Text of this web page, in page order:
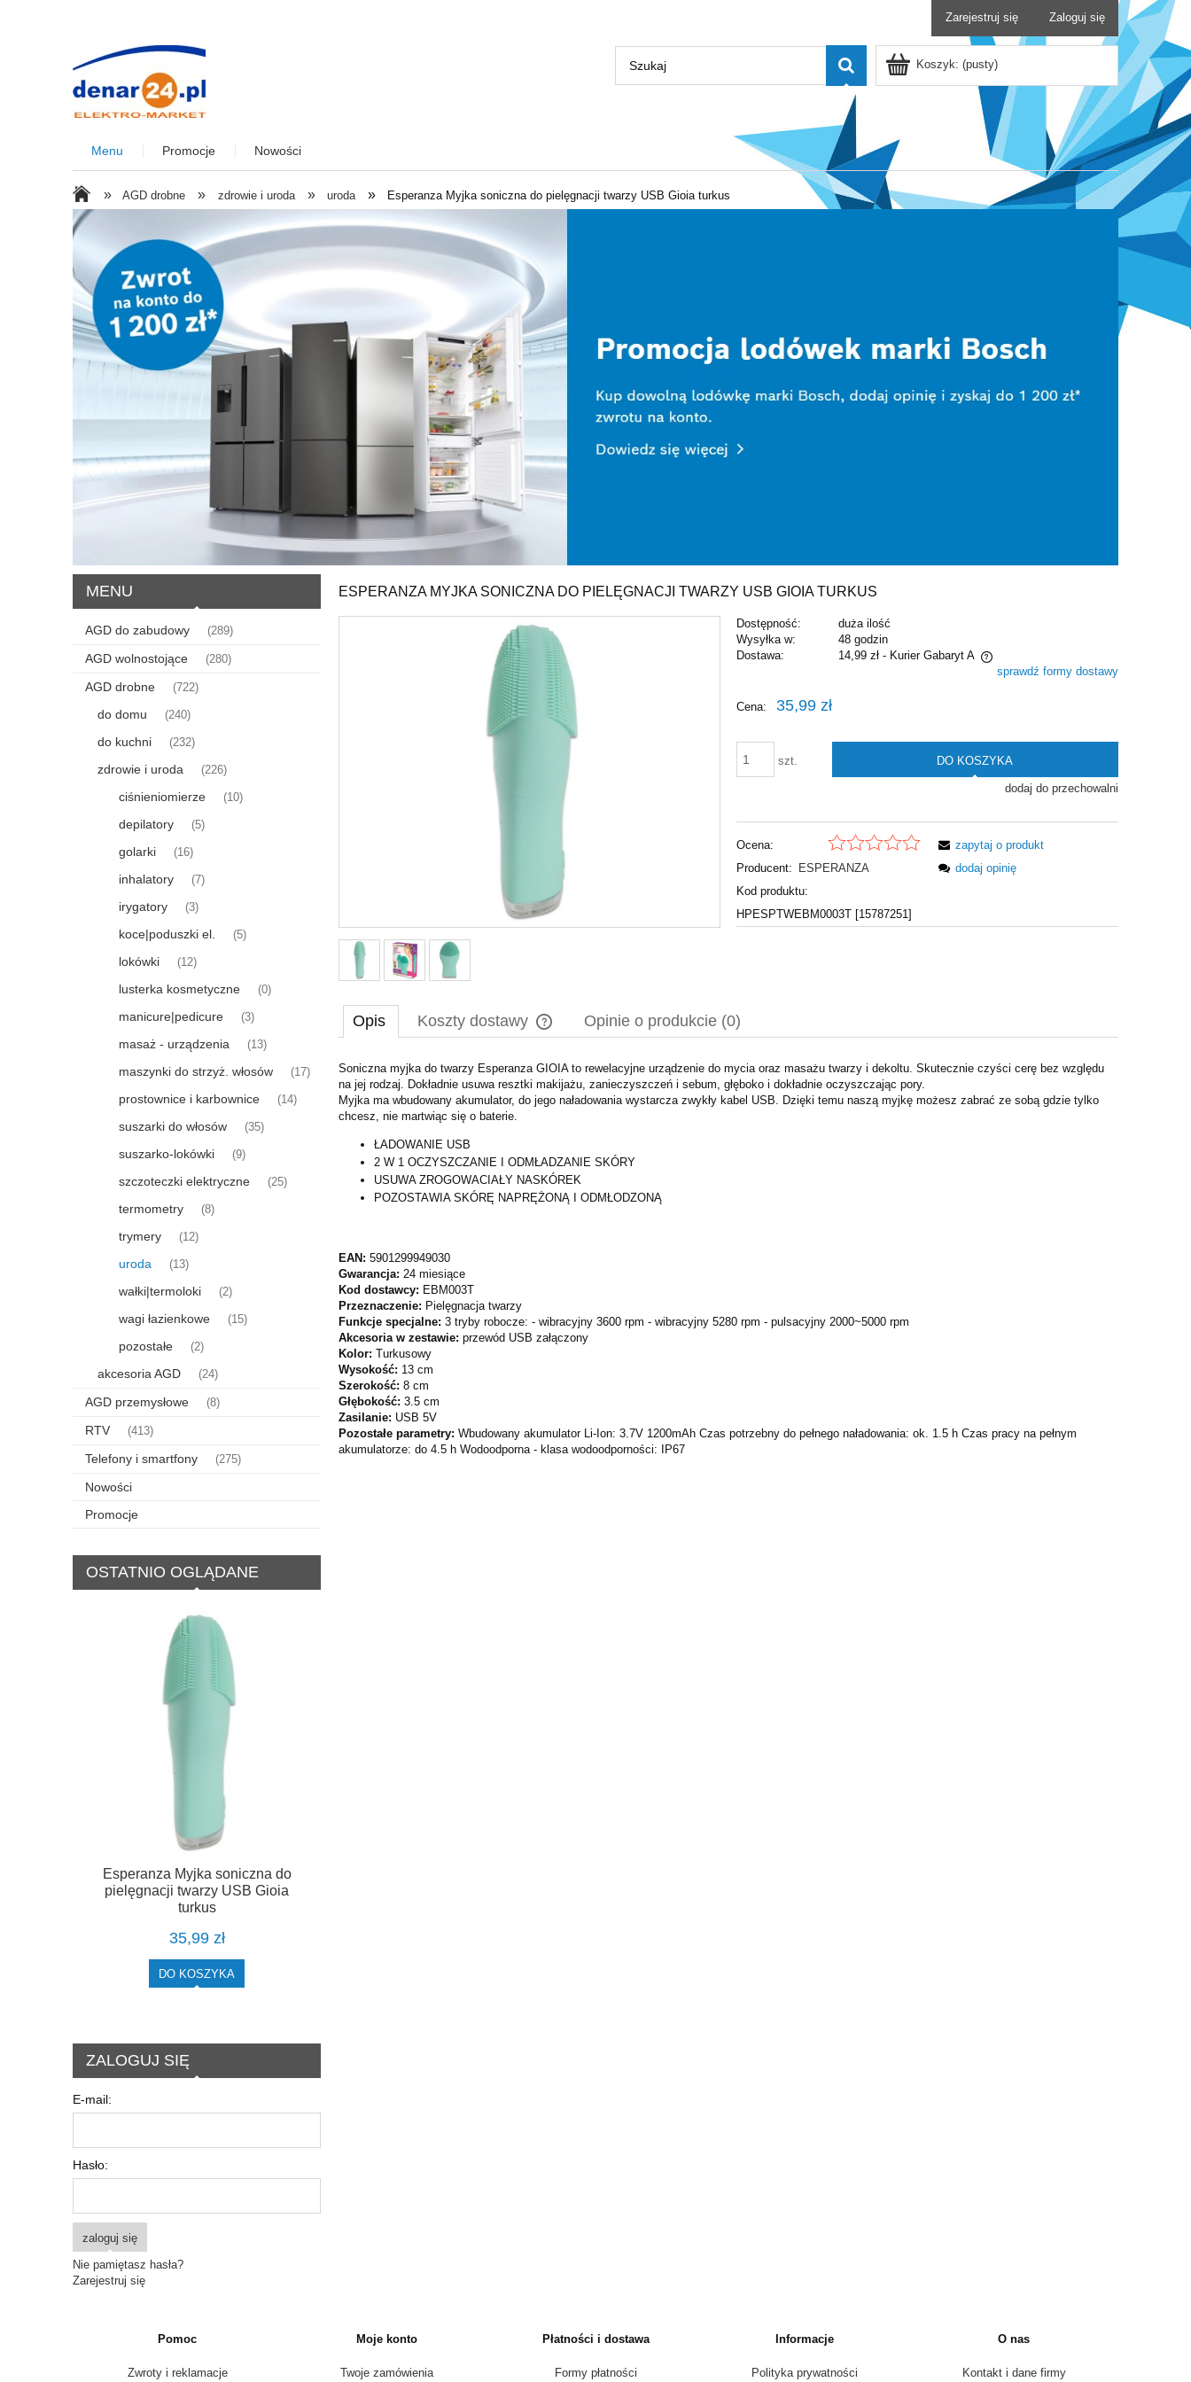
Zarejestruj się Zaloguj się
Koszyk: (pusty)
Menu Promocje Nowości
» AGD drobne » zdrowie i uroda » uroda » Esperanza Myjka soniczna do pielęgnacji twarzy USB Gioia turkus
MENU
AGD do zabudowy (289)
AGD wolnostojące (280)
AGD drobne (722)
do domu (240)
do kuchni (232)
zdrowie i uroda (226)
ciśnieniomierze (10)
depilatory (5)
golarki (16)
inhalatory (7)
irygatory (3)
koce|poduszki el. (5)
lokówki (12)
lusterka kosmetyczne (0)
manicure|pedicure (3)
masaż - urządzenia (13)
maszynki do strzyż. włosów (17)
prostownice i karbownice (14)
suszarki do włosów (35)
suszarko-lokówki (9)
szczoteczki elektryczne (25)
termometry (8)
trymery (12)
uroda (13)
wałki|termoloki (2)
wagi łazienkowe (15)
pozostałe (2)
akcesoria AGD (24)
AGD przemysłowe (8)
RTV (413)
Telefony i smartfony (275)
Nowości
Promocje
OSTATNIO OGLĄDANE
Esperanza Myjka soniczna do
pielęgnacji twarzy USB Gioia
turkus
35,99 zł
DO KOSZYKA
ZALOGUJ SIĘ
E-mail:
Hasło:
zaloguj się
Nie pamiętasz hasła?
Zarejestruj się
ESPERANZA MYJKA SONICZNA DO PIELĘGNACJI TWARZY USB GIOIA TURKUS
Dostępność:
duża ilość
Wysyłka w:
48 godzin
Dostawa:
14,99 zł - Kurier Gabaryt A
płatności
sprawdź formy dostawy
Cena: 35,99 zł
szt. DO KOSZYKA
dodaj do przechowalni
Ocena:
Producent:
ESPERANZA
Kod produktu:
HPESPTWEBM0003T [15787251]
zapytaj o produkt
dodaj opinię
Opis Koszty dostawy
Cena nie zawiera ewentualnych kosztów
płatności
Opinie o produkcie (0)
Soniczna myjka do twarzy Esperanza GIOIA to rewelacyjne urządzenie do mycia oraz masażu twarzy i dekoltu. Skutecznie czyści cerę bez względu
na jej rodzaj. Dokładnie usuwa resztki makijażu, zanieczyszczeń i sebum, głęboko i dokładnie oczyszczając pory.
Myjka ma wbudowany akumulator, do jego naładowania wystarcza zwykły kabel USB. Dzięki temu naszą myjkę możesz zabrać ze sobą gdzie tylko
chcesz, nie martwiąc się o baterie.
ŁADOWANIE USB
2 W 1 OCZYSZCZANIE I ODMŁADZANIE SKÓRY
USUWA ZROGOWACIAŁY NASKÓREK
POZOSTAWIA SKÓRĘ NAPRĘŻONĄ I ODMŁODZONĄ
EAN: 5901299949030
Gwarancja: 24 miesiące
Kod dostawcy: EBM003T
Przeznaczenie: Pielęgnacja twarzy
Funkcje specjalne: 3 tryby robocze: - wibracyjny 3600 rpm - wibracyjny 5280 rpm - pulsacyjny 2000~5000 rpm
Akcesoria w zestawie: przewód USB załączony
Kolor: Turkusowy
Wysokość: 13 cm
Szerokość: 8 cm
Głębokość: 3.5 cm
Zasilanie: USB 5V
Pozostałe parametry: Wbudowany akumulator Li-Ion: 3.7V 1200mAh Czas potrzebny do pełnego naładowania: ok. 1.5 h Czas pracy na pełnym
akumulatorze: do 4.5 h Wodoodporna - klasa wodoodporności: IP67
Pomoc
Zwroty i reklamacje
Moje konto
Twoje zamówienia
Płatności i dostawa
Formy płatności
Informacje
Polityka prywatności
O nas
Kontakt i dane firmy